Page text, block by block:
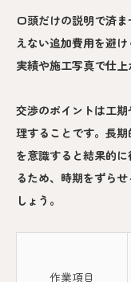
口頭だけの説明で済
えない追加費用を避
実績や施工写真で仕上
交渉のポイントは工
理することです。長
を意識すると結果的
るため、時期をずら
しょう。
作業項目